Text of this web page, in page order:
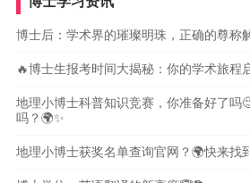
博士后：学术界的璀璨明珠，正确的尊称
🔥博士生报考时间大揭秘：你的学术旅程
地理小博士科普知识竞赛，你准备好了吗
吗？🌍✨
地理小博士获奖名单查询官网？🌍快来找